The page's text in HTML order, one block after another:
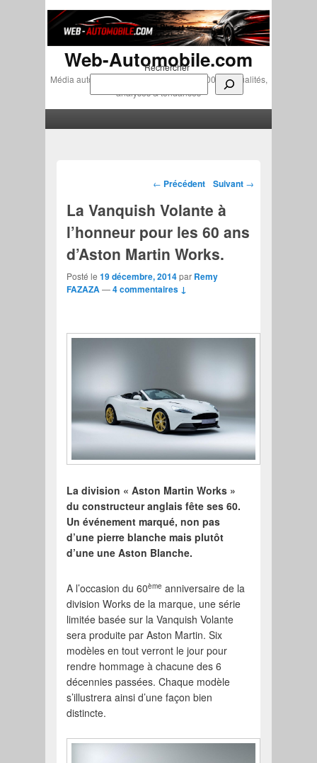
Rechercher
Web-Automobile.com
Média automobile indépendant depuis 2007 • Actualités,
analyses & tendances
Navigation des articles
← Précédent Suivant →
La Vanquish Volante à
l’honneur pour les 60 ans
d’Aston Martin Works.
Posté le19 décembre, 2014par Remy
FAZAZA—4 commentaires ↓
La division «Aston Martin Works »
du constructeur anglais fête ses 60.
Un événement marqué, non pas
d’une pierre blanche mais plutôt
d’une une Aston Blanche.
A l’occasion du 60ème anniversaire de la
division Works de la marque, une série
limitée basée sur la Vanquish Volante
sera produite par Aston Martin. Six
modèles en tout verront le jour pour
rendre hommage à chacune des 6
décennies passées. Chaque modèle
s’illustrera ainsi d’une façon bien
distincte.